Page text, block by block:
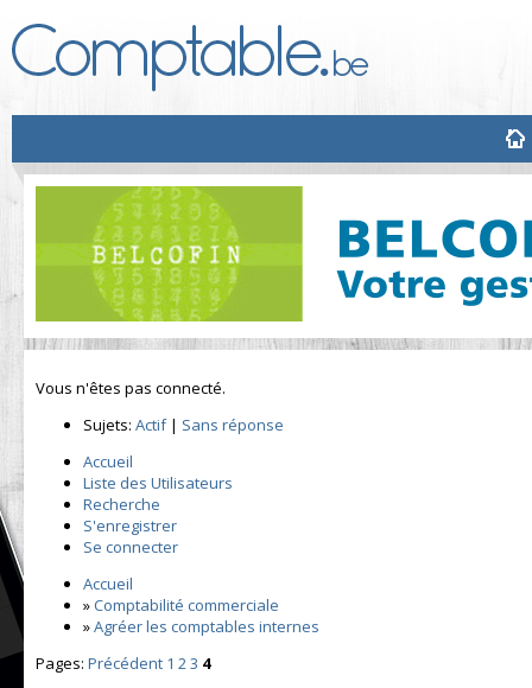
Vous n'êtes pas connecté.
Sujets: Actif| Sans réponse
Accueil
Liste des Utilisateurs
Recherche
S'enregistrer
Se connecter
Accueil
»Comptabilité commerciale
»Agréer les comptables internes
Pages: Précédent 1 23 4